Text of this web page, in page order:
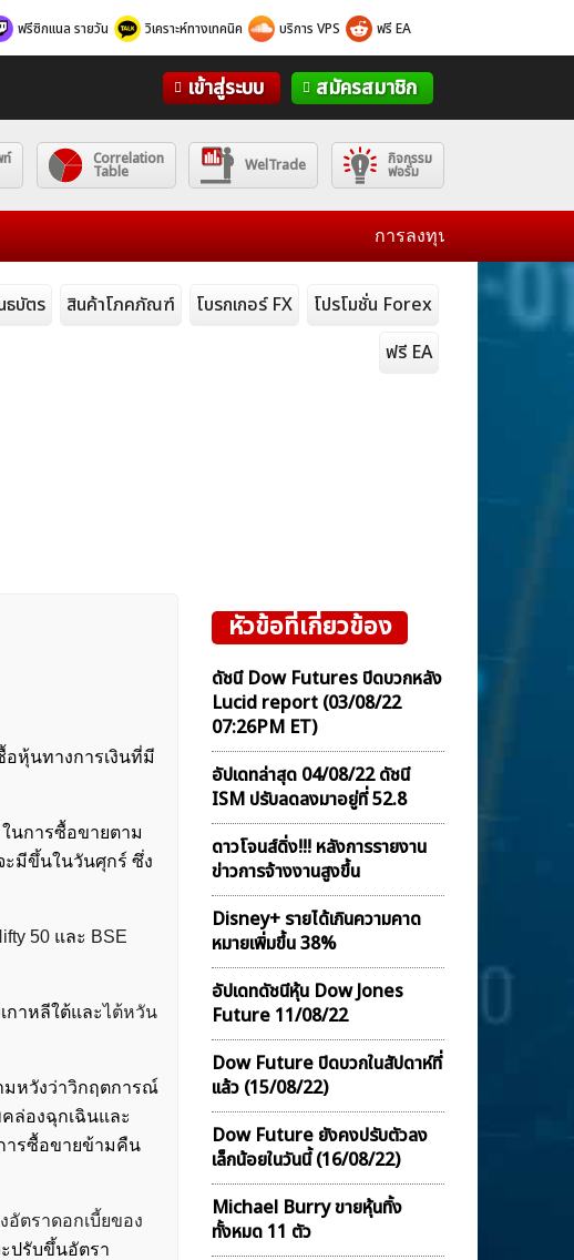
ฟรีซิกแนล รายวัน วิเคราะห์ทางเทคนิค บริการ VPS ฟรี EA
เข้าสู่ระบบ สมัครสมาชิก
ท์ Correlation
Table WelTrade กิจกรรม
ฟอรั่ม
การลงทุนมีความเสี่ยงโปรดศึ
ธบัตร สินค้าโภคภัณฑ์ โบรกเกอร์ FX
โปรโมชั่น Forex
ฟรี EA
หุ้นทางการเงินที่มี
นการซื้อขายตาม
ะมีขึ้นในวันศุกร์ ซึ่ง
50 และ BSE
กาหลีใต้และไต้หวัน
มหวังว่าวิกฤตการณ์
ล่องฉุกเฉินและ
ารซื้อขายข้ามคืน
อัตราดอกเบี้ยของ
ปรับขึ้นอัตรา
หัวข้อที่เกี่ยวข้อง
ดัชนี Dow Futures ปิดบวกหลัง
Lucid report (03/08/22
07:26PM ET)
อัปเดทล่าสุด 04/08/22 ดัชนี
ISM ปรับลดลงมาอยู่ที่ 52.8
ดาวโจนส์ดิ่ง!!! หลังการรายงาน
ข่าวการจ้างงานสูงขึ้น
Disney+ รายได้เกินความคาด
หมายเพิ่มขึ้น 38%
อัปเดทดัชนีหุ้น Dow Jones
Future 11/08/22
Dow Future ปิดบวกในสัปดาห์ที่
เเล้ว (15/08/22)
Dow Future ยังคงปรับตัวลง
เล็กน้อยในวันนี้ (16/08/22)
Michael Burry ขายหุ้นทิ้ง
ทั้งหมด 11 ตัว